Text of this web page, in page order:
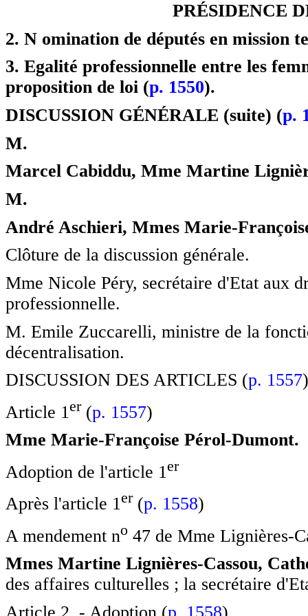
PRÉSIDENCE
2. N omination de députés en mission
3. Egalité professionnelle entre les
proposition de loi (p. 1550).
DISCUSSION GÉNÉRALE (suite) (p.
M.
Marcel Cabiddu, Mme Martine
M.
André Aschieri, Mmes Marie-
Clôture de la discussion générale.
Mme Nicole Péry, secrétaire d'Etat aux
professionnelle.
M. Emile Zuccarelli, ministre de la
décentralisation.
DISCUSSION DES ARTICLES (p. 1557)
Article 1 er(p. 1557)
Mme Marie-Françoise Pérol-Dumont.
Adoption de l'article 1 er
Après l'article 1er(p. 1558)
A mendement no 47 de Mme Lignières-
Mmes Martine Lignières-Cassou,
des affaires culturelles ; la secrétaire
Article 2. - Adoption (p. 1558)